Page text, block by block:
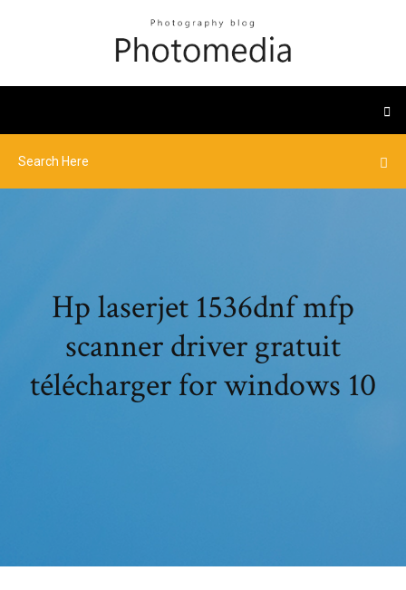
Hp laserjet 1536dnf mfp
scanner driver gratuit
télécharger for windows 10